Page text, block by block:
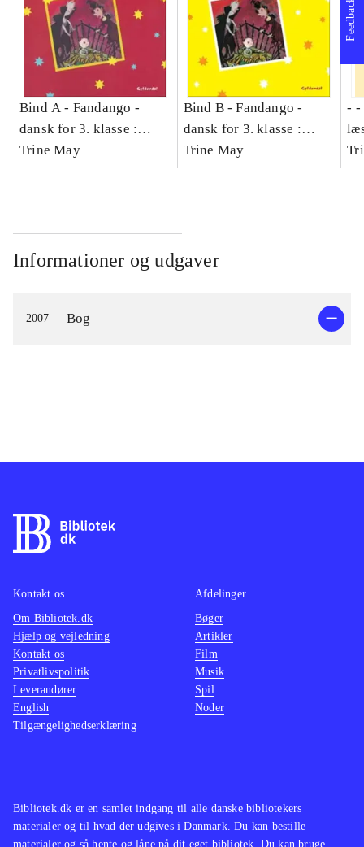
Bind A - Fandango -
dansk for 3. klasse :
grundbog -- Arbejdsbog.
Trine May
Bind B -Fandango -
dansk for 3. klasse :
grundbog -- Arbejdsbog.
Trine May
- -
-
Informationer og udgaver
2007 Bog
Feedback
Bibliotek.dk er en samlet indgang til alle danske bibliotekers
materialer og til hvad der udgives i Danmark. Du kan bestille
materialer og så hente og låne på dit eget bibliotek. Du kan bruge
Kontakt os
Om Bibliotek.dk
Hjælp og vejledning
Kontakt os
Privatlivspolitik
Leverandører
English
Tilgængelighedserklæring
Afdelinger
Bøger
Artikler
Film
Musik
Spil
Noder